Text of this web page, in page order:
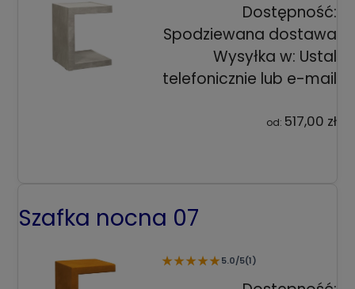
Dostępność:
Spodziewana dostawa
Wysyłka w: Ustal
telefonicznie lub e-mail
od: 517,00 zł
Szafka nocna 07
★★★★★5.0/5(1)